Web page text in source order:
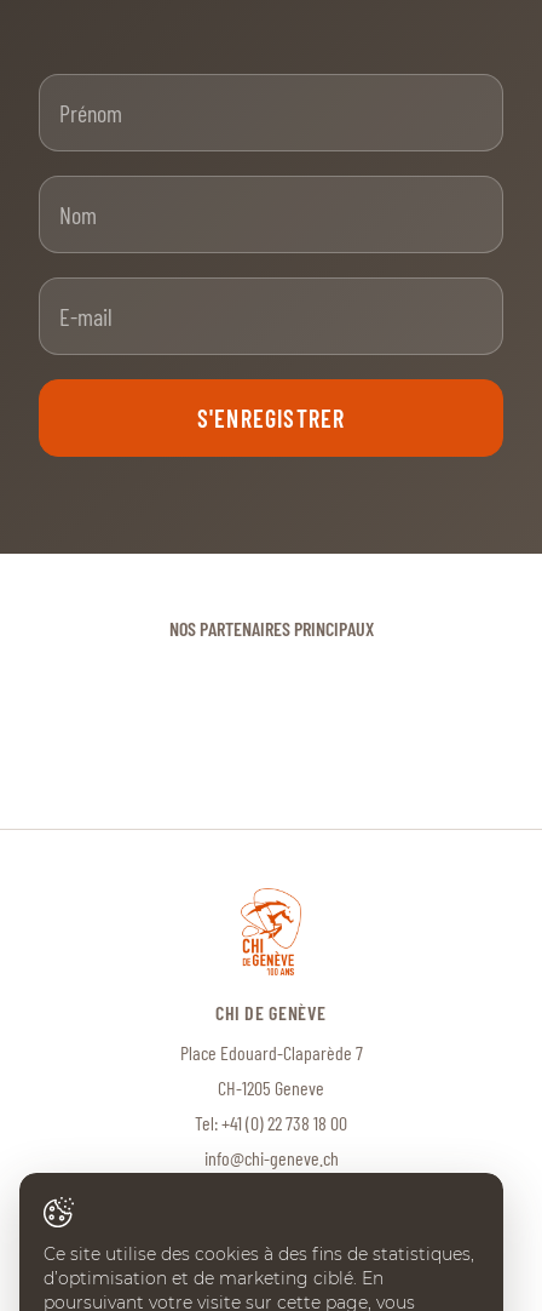
S'ENREGISTRER
NOS PARTENAIRES PRINCIPAUX
CHI DE GENÈVE
Place Edouard-Claparède 7
CH-1205 Geneve
Tel:+41 (0) 22 738 18 00
info@chi-geneve.ch
© 2026 CHI de Genève. Tous droits réservés
Created with♥byArtionet· Generated with IceCube2.Net
Ce site utilise des cookies à des fins de statistiques,
d’optimisation et de marketing ciblé. En
poursuivant votre visite sur cette page, vous